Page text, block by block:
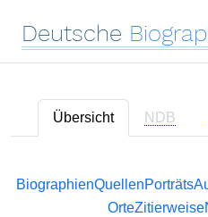
Deutsche
Übersicht NDB
BiographienQuellenPorträts
OrteZitierweise